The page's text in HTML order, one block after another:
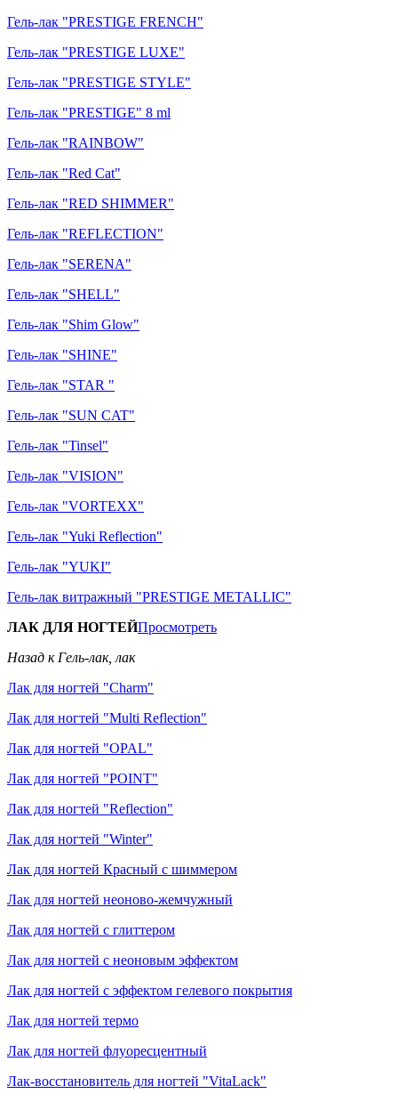
Гель-лак "PRESTIGE FRENCH"
Гель-лак "PRESTIGE LUXE"
Гель-лак "PRESTIGE STYLE"
Гель-лак "PRESTIGE" 8 ml
Гель-лак "RAINBOW"
Гель-лак "Red Cat"
Гель-лак "RED SHIMMER"
Гель-лак "REFLECTION"
Гель-лак "SERENA"
Гель-лак "SHELL"
Гель-лак "Shim Glow"
Гель-лак "SHINE"
Гель-лак "STAR "
Гель-лак "SUN CAT"
Гель-лак "Tinsel"
Гель-лак "VISION"
Гель-лак "VORTEXX"
Гель-лак "Yuki Reflection"
Гель-лак "YUKI"
Гель-лак витражный "PRESTIGE METALLIC"
ЛАК ДЛЯ НОГТЕЙПросмотреть
Назад к Гель-лак, лак
Лак для ногтей "Charm"
Лак для ногтей "Multi Reflection"
Лак для ногтей "OPAL"
Лак для ногтей "POINT"
Лак для ногтей "Reflection"
Лак для ногтей "Winter"
Лак для ногтей Красный с шиммером
Лак для ногтей неоново-жемчужный
Лак для ногтей с глиттером
Лак для ногтей с неоновым эффектом
Лак для ногтей с эффектом гелевого покрытия
Лак для ногтей термо
Лак для ногтей флуоресцентный
Лак-восстановитель для ногтей "VitaLack"